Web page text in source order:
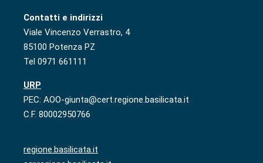
Contatti e indirizzi
Viale Vincenzo Verrastro, 4
85100 Potenza PZ
Tel 0971 661111
URP
PEC: AOO-giunta@cert.regione.basilicata.it
C.F. 80002950766
regione.basilicata.it